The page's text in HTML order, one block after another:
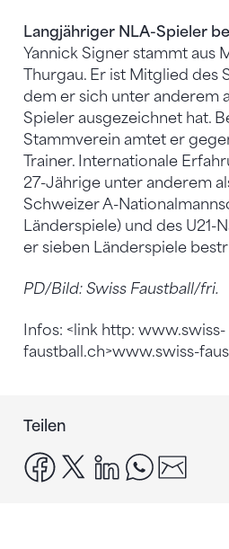
Langjähriger NLA-Spieler
Yannick Signer stammt aus
Thurgau. Er ist Mitglied des
dem er sich unter anderem
Spieler ausgezeichnet hat.
Stammverein amtet er
Trainer. Internationale
27-Jährige unter anderem
Schweizer A-
Länderspiele) und des U21-
er sieben Länderspiele
PD/Bild: Swiss Faustball/fri.
Infos: <link http: www.swiss-
faustball.ch>www.swiss-
Teilen
facebook
x linkedinwhatsapp